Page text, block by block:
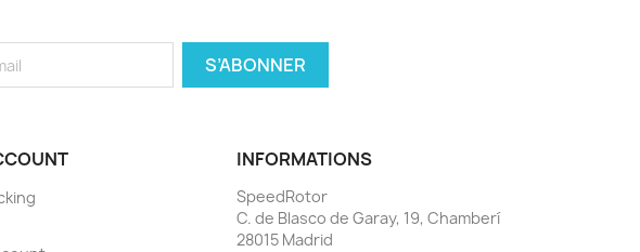
INFORMATIONS
SpeedRotor
C. de Blasco de Garay, 19, Chamberí
28015 Madrid